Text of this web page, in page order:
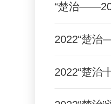
“楚治
2022“楚治
2022“楚治